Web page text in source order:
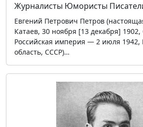
Журналисты Юмористы
Евгений Петрович Петров
Катаев, 30 ноября [13 декабря] 1902,
Российская империя — 2 июля 1942,
область, СССР)…